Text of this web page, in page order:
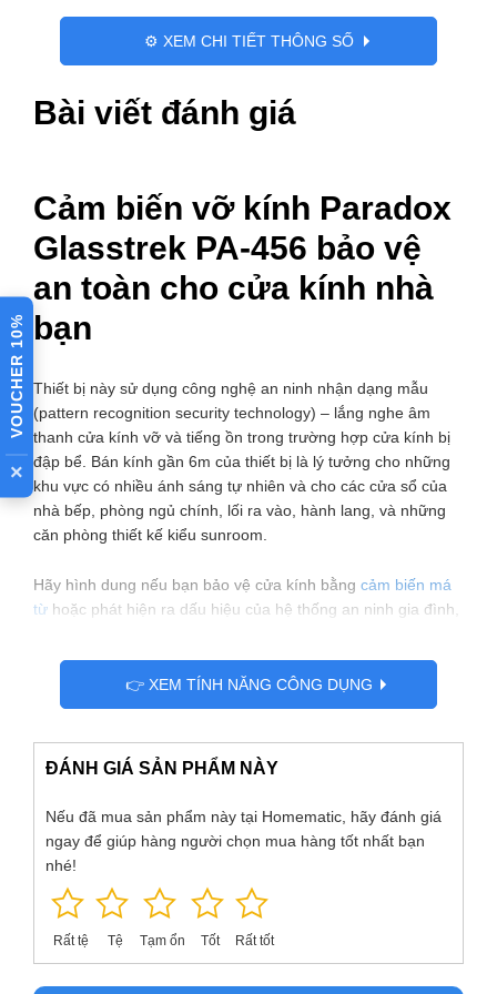
Bài viết đánh giá
Cảm biến vỡ kính Paradox
Glasstrek PA-456 bảo vệ
an toàn cho cửa kính nhà
bạn
Thiết bị này sử dụng công nghệ an ninh nhận dạng mẫu
(pattern recognition security technology) – lắng nghe âm
thanh cửa kính vỡ và tiếng ồn trong trường hợp cửa kính bị
đập bể. Bán kính gần 6m của thiết bị là lý tưởng cho những
khu vực có nhiều ánh sáng tự nhiên và cho các cửa sổ của
nhà bếp, phòng ngủ chính, lối ra vào, hành lang, và những
căn phòng thiết kế kiểu sunroom.
Hãy hình dung nếu bạn bảo vệ cửa kính bằng cảm biến má
từ hoặc phát hiện ra dấu hiệu của hệ thống an ninh gia đình,
rồi đột nhập vào trong (mà không mở cửa ra), chuông báo
động sẽ không bao giờ kêu, hoặc đơn giản là ở những vị trí
vách kính kín không có cửa thì kẻ trộm đơn gian là đập vỡ
456 giúp bảo vệ, tăng tính an toàn cho các khu vực cần bảo
vệ an ninh nghiêm ngặt như các mặt tiền, tường, cửa sổ
ngôi nhà, biệt thự, căn hộ cao cấp của mình.
👉 XEM TÍNH NĂNG CÔNG DỤNG
ĐÁNH GIÁ SẢN PHẨM NÀY
Nếu đã mua sản phẩm này tại Homematic, hãy đánh giá
ngay để giúp hàng người chọn mua hàng tốt nhất bạn
nhé!
Rất tệ Tệ Tạm ổn Tốt Rất tốt
⚙️ XEM CHI TIẾT THÔNG SỐ
VOUCHER 10%
×